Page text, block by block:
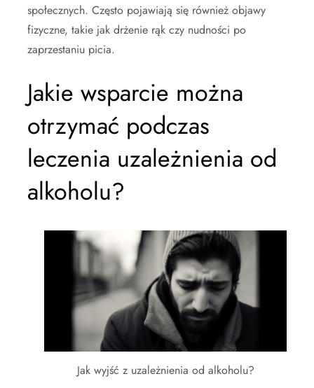
społecznych. Często pojawiają się również objawy
fizyczne, takie jak drżenie rąk czy nudności po
zaprzestaniu picia.
Jakie wsparcie można
otrzymać podczas
leczenia uzależnienia od
alkoholu?
Jak wyjść z uzależnienia od alkoholu?